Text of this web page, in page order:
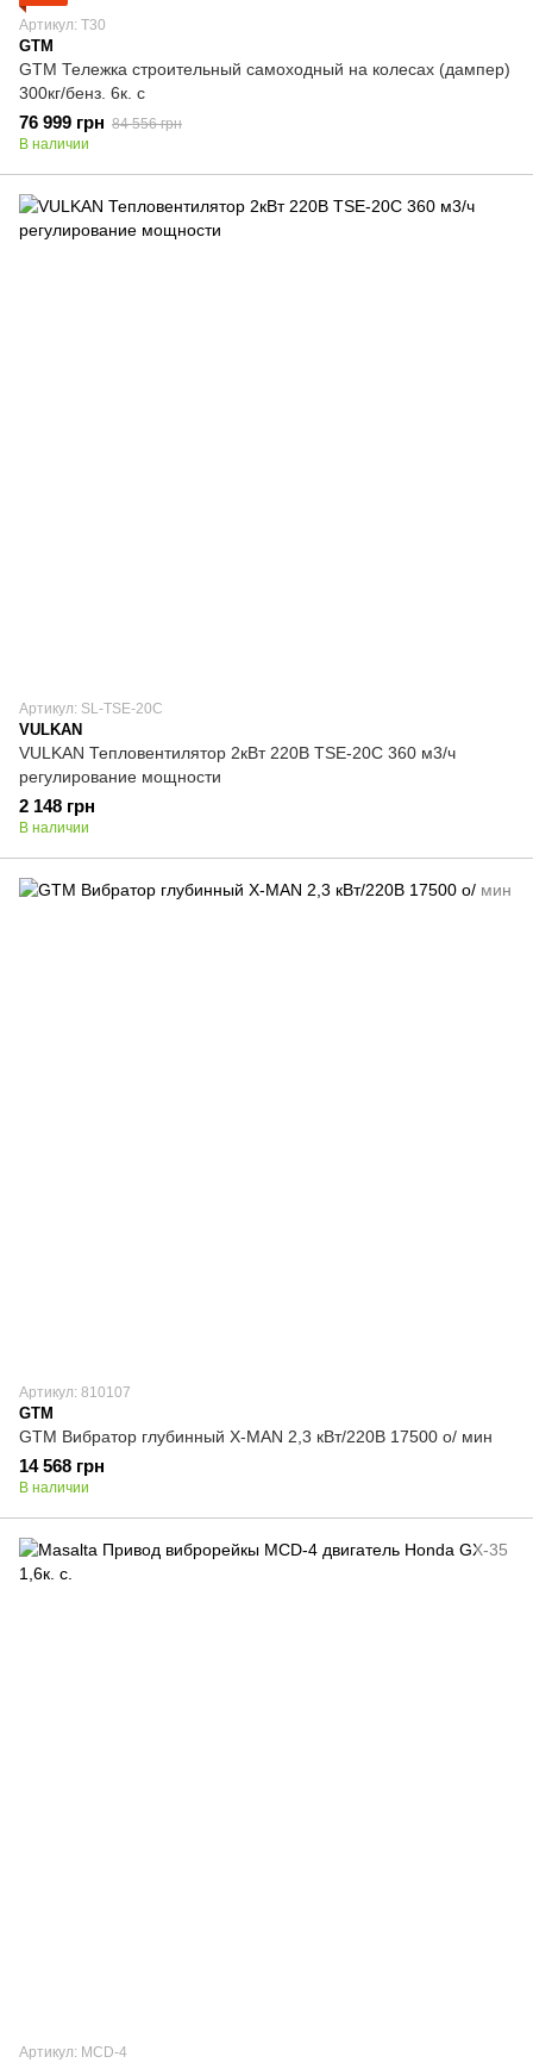
Артикул: T30
GTM
GTM Тележка строительный самоходный на колесах (дампер)
300кг/бенз. 6к. с
76 999 грн 84 556 грн
В наличии
Артикул: SL-TSE-20C
VULKAN
VULKAN Тепловентилятор 2кВт 220В TSE-20C 360 м3/ч
регулирование мощности
2 148 грн
В наличии
Артикул: 810107
GTM
GTM Вибратор глубинный X-MAN 2,3 кВт/220В 17500 о/ мин
14 568 грн
В наличии
Артикул: MCD-4